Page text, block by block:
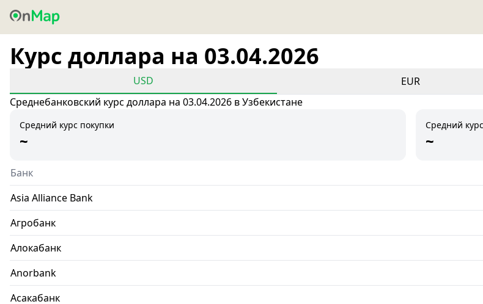
Курс доллара на 03.04.2026
USD EUR
Среднебанковский курс доллара на 03.04.2026 в Узбекистане
Средний курс покупки
~
Средний
~
Банк
Asia Alliance Bank
Агробанк
Алокабанк
Anorbank
Асакабанк